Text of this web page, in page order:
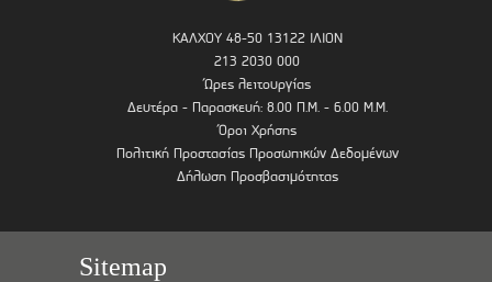
ΚΑΛΧΟΥ 48-50 13122 ΙΛΙΟΝ
213 2030 000
Ώρες λειτουργίας
Δευτέρα - Παρασκευή: 8.00 Π.Μ. - 6.00 Μ.Μ.
Όροι Χρήσης
Πολιτική Προστασίας Προσωπικών Δεδομένων
Δήλωση Προσβασιμότητας
Sitemap